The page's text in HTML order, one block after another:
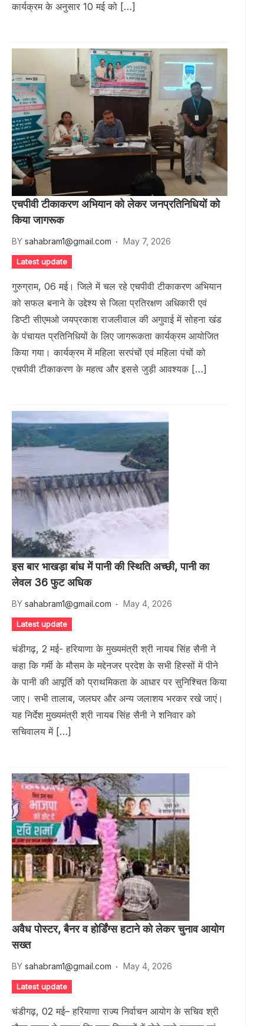
कार्यक्रम के अनुसार 10 मई को […]
एचपीवी टीकाकरण अभियान को लेकर जनप्रतिनिधियों को
किया जागरूक
BY sahabram1@gmail.com May 7, 2026
Latest update
गुरुग्राम, 06 मई। जिले में चल रहे एचपीवी टीकाकरण अभियान
को सफल बनाने के उद्देश्य से जिला प्रतिरक्षण अधिकारी एवं
डिप्टी सीएमओ जयप्रकाश राजलीवाल की अगुवाई में सोहना खंड
के पंचायत प्रतिनिधियों के लिए जागरूकता कार्यक्रम आयोजित
किया गया। कार्यक्रम में महिला सरपंचों एवं महिला पंचों को
एचपीवी टीकाकरण के महत्व और इससे जुड़ी आवश्यक […]
इस बार भाखड़ा बांध में पानी की स्थिति अच्छी, पानी का
लेवल 36 फुट अधिक
BY sahabram1@gmail.com May 4, 2026
Latest update
चंडीगढ़, 2 मई- हरियाणा के मुख्यमंत्री श्री नायब सिंह सैनी ने
कहा कि गर्मी के मौसम के मद्देनजर प्रदेश के सभी हिस्सों में पीने
के पानी की आपूर्ति को प्राथमिकता के आधार पर सुनिश्चित किया
जाए। सभी तालाब, जलघर और अन्य जलाशय भरकर रखे जाएं।
यह निर्देश मुख्यमंत्री श्री नायब सिंह सैनी ने शनिवार को
सचिवालय में […]
अवैध पोस्टर, बैनर व होर्डिंग्स हटाने को लेकर चुनाव आयोग
सख्त
BY sahabram1@gmail.com May 4, 2026
Latest update
चंडीगढ़, 02 मई– हरियाणा राज्य निर्वाचन आयोग के सचिव श्री